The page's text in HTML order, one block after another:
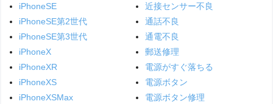
iPhoneSE
iPhoneSE第2世代
iPhoneSE第3世代
iPhoneX
iPhoneXR
iPhoneXS
iPhoneXSMax
近接センサー不良
通話不良
通電不良
郵送修理
電源がすぐ落ちる
電源ボタン
電源ボタン修理